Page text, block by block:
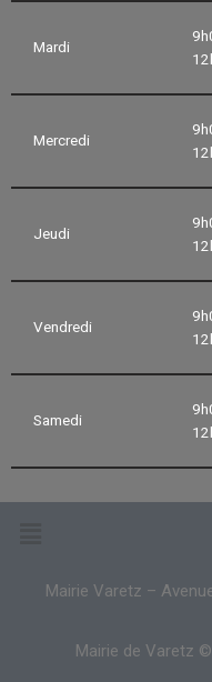
Mardi
Mercredi
Jeudi
Vendredi
Samedi
Mairie Varetz –
Mairie de Varetz